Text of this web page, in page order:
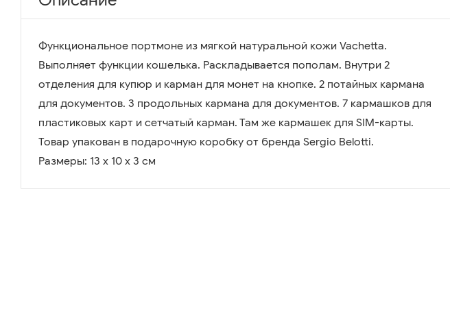
Функциональное портмоне из мягкой натуральной кожи Vachetta.
Выполняет функции кошелька. Раскладывается пополам. Внутри 2
отделения для купюр и карман для монет на кнопке. 2 потайных кармана
для документов. 3 продольных кармана для документов. 7 кармашков для
пластиковых карт и сетчатый карман. Там же кармашек для SIM-карты.
Товар упакован в подарочную коробку от бренда Sergio Belotti.
Размеры: 13 х 10 х 3 см